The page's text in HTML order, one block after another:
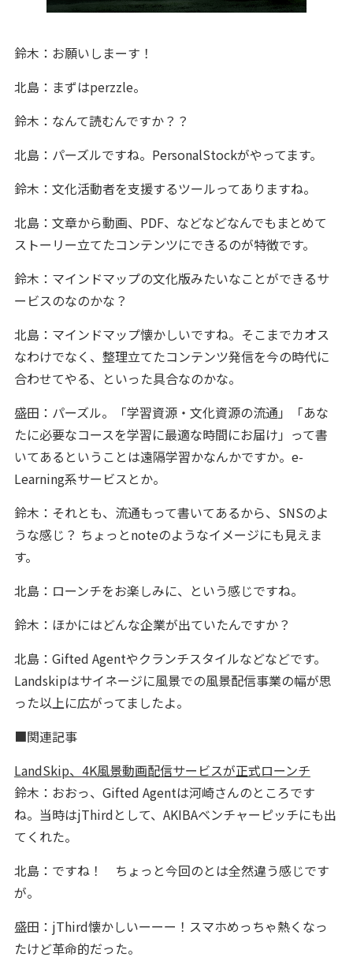
鈴木：お願いしまーす！
北島：まずはperzzle。
鈴木：なんて読むんですか？？
北島：パーズルですね。PersonalStockがやってます。
鈴木：文化活動者を支援するツールってありますね。
北島：文章から動画、PDF、などなどなんでもまとめて
ストーリー立てたコンテンツにできるのが特徴です。
鈴木：マインドマップの文化版みたいなことができるサ
ービスのなのかな？
北島：マインドマップ懐かしいですね。そこまでカオス
なわけでなく、整理立てたコンテンツ発信を今の時代に
合わせてやる、といった具合なのかな。
盛田：パーズル。「学習資源・文化資源の流通」「あな
たに必要なコースを学習に最適な時間にお届け」って書
いてあるということは遠隔学習かなんかですか。e-
Learning系サービスとか。
鈴木：それとも、流通もって書いてあるから、SNSのよ
うな感じ？ ちょっとnoteのようなイメージにも見えま
す。
北島：ローンチをお楽しみに、という感じですね。
鈴木：ほかにはどんな企業が出ていたんですか？
北島：Gifted Agentやクランチスタイルなどなどです。
Landskipはサイネージに風景での風景配信事業の幅が思
った以上に広がってましたよ。
■関連記事
LandSkip、4K風景動画配信サービスが正式ローンチ
鈴木：おおっ、Gifted Agentは河崎さんのところです
ね。当時はjThirdとして、AKIBAベンチャーピッチにも出
てくれた。
北島：ですね！ ちょっと今回のとは全然違う感じです
が。
盛田：jThird懐かしいーーー！スマホめっちゃ熱くなっ
たけど革命的だった。